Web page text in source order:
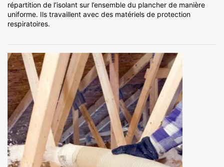
répartition de l’isolant sur l’ensemble du plancher de manière
uniforme. Ils travaillent avec des matériels de protection
respiratoires.